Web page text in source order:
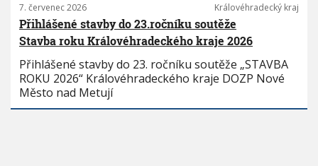
7. červenec 2026 Královéhradecký kraj
Přihlášené stavby do 23.ročníku soutěže
Stavba roku Královéhradeckého kraje 2026
Přihlášené stavby do 23. ročníku soutěže „STAVBA
ROKU 2026“ Královéhradeckého kraje DOZP Nové
Město nad Metují